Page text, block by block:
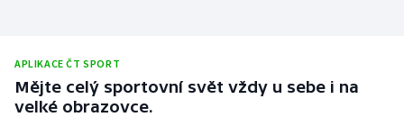
Ragby
Rychlobruslení
APLIKACE ČT SPORT
Mějte celý sportovní svět vždy u sebe i na
velké obrazovce.